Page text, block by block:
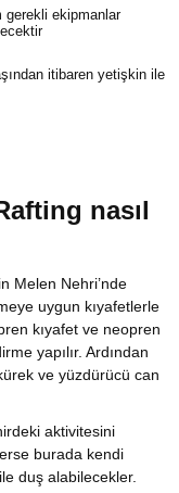
gerekli ekipmanlar
itibaren yetişkin ile
nasıl
Melen Nehri’nde
uygun kıyafetlerle
kıyafet ve neopren
yapılır. Ardından
ve yüzdürücü can
aktivitesini
burada kendi
duş alabilecekler.